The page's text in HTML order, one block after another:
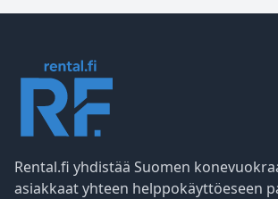
Rental.fi yhdistää Suomen
asiakkaat yhteen helppokäyttöeseen